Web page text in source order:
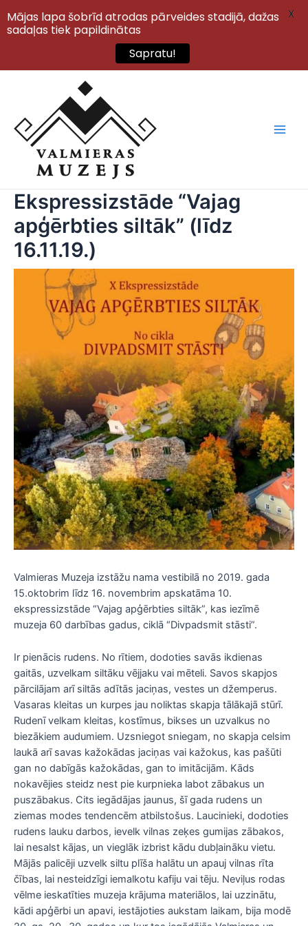
Ekspressizstāde “Vajag
apģērbties siltāk” (līdz
16.11.19.)
Valmieras Muzeja izstāžu nama vestibilā no 2019. gada
15.oktobrim līdz 16. novembrim apskatāma 10.
ekspressizstāde “Vajag apģērbties siltāk”, kas iezīmē
muzeja 60 darbības gadus, ciklā “Divpadsmit stāsti”.
Ir pienācis rudens. No rītiem, dodoties savās ikdienas
gaitās, uzvelkam siltāku vējjaku vai mēteli. Savos skapjos
pārcilājam arī siltās adītās jaciņas, vestes un džemperus.
Vasaras kleitas un kurpes jau noliktas skapja tālākajā stūrī.
Rudenī velkam kleitas, kostīmus, bikses un uzvalkus no
biezākiem audumiem. Uzsniegot sniegam, no skapja celsim
laukā arī savas kažokādas jaciņas vai kažokus, kas pašūti
gan no dabīgās kažokādas, gan to imitācijām. Kāds
nokavējies steidz nest pie kurpnieka labot zābakus un
puszābakus. Cits iegādājas jaunus, šī gada rudens un
ziemas modes tendencēm atbilstošus. Laucinieki, dodoties
rudens lauku darbos, ievelk vilnas zeķes gumijas zābakos,
lai nesalst kājas, un vieglāk izbrist kādu dubļaināku vietu.
Mājās palicēji uzvelk siltu plīša halātu un apauj vilnas rīta
čības, lai nesteidzīgi iemalkotu kafiju vai tēju. Neviļus rodas
vēlme ieskatīties muzeja krājuma materiālos, lai uzzinātu,
kādi apģērbi un apavi, iestājoties aukstam laikam, bija modē
Mājas lapa šobrīd atrodas pārveides stadijā, dažas
sadaļas tiek papildinātas
Sapratu!
X